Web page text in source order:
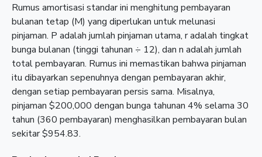
Rumus amortisasi standar ini menghitung pembayaran
bulanan tetap (M) yang diperlukan untuk melunasi
pinjaman. P adalah jumlah pinjaman utama, r adalah tingkat
bunga bulanan (tinggi tahunan ÷ 12), dan n adalah jumlah
total pembayaran. Rumus ini memastikan bahwa pinjaman
itu dibayarkan sepenuhnya dengan pembayaran akhir,
dengan setiap pembayaran persis sama. Misalnya,
pinjaman $200,000 dengan bunga tahunan 4% selama 30
tahun (360 pembayaran) menghasilkan pembayaran bulan
sekitar $954.83.